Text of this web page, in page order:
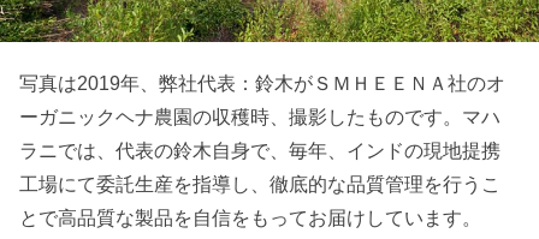
写真は2019年、弊社代表：鈴木がＳＭＨＥＥＮＡ社のオ
ーガニックヘナ農園の収穫時、撮影したものです。マハ
ラニでは、代表の鈴木自身で、毎年、インドの現地提携
工場にて委託生産を指導し、徹底的な品質管理を行うこ
とで高品質な製品を自信をもってお届けしています。